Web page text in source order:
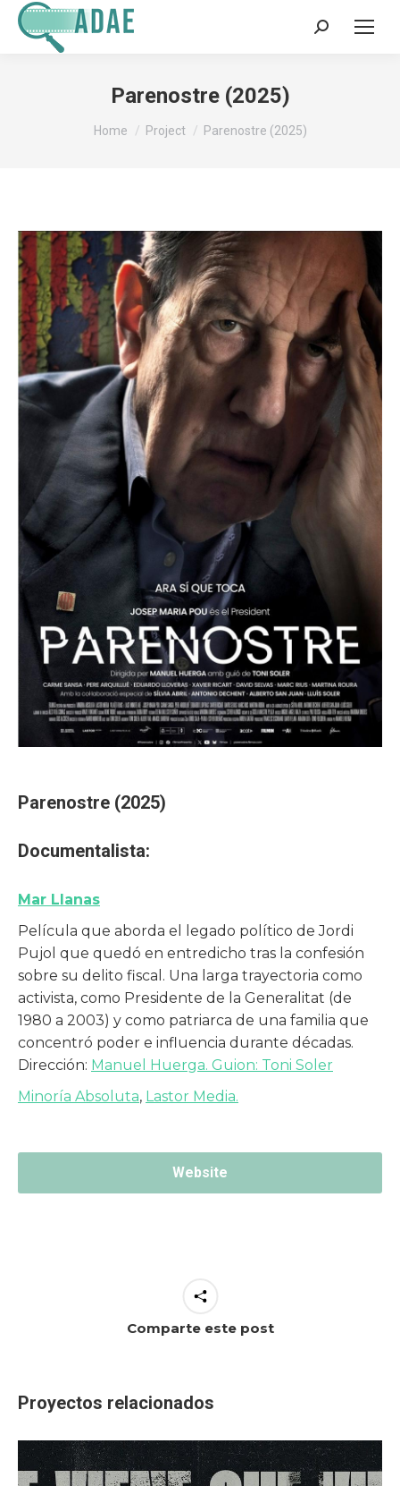
Search:
Parenostre (2025)
You are here:
Home Project Parenostre (2025)
Parenostre (2025)
Documentalista:
Mar Llanas
Película que aborda el legado político de Jordi
Pujol que quedó en entredicho tras la confesión
sobre su delito fiscal. Una larga trayectoria como
activista, como Presidente de la Generalitat (de
1980 a 2003) y como patriarca de una familia que
concentró poder e influencia durante décadas.
Dirección: Manuel Huerga. Guion: Toni Soler
Minoría Absoluta, Lastor Media.
Website
Comparte este post
Proyectos relacionados